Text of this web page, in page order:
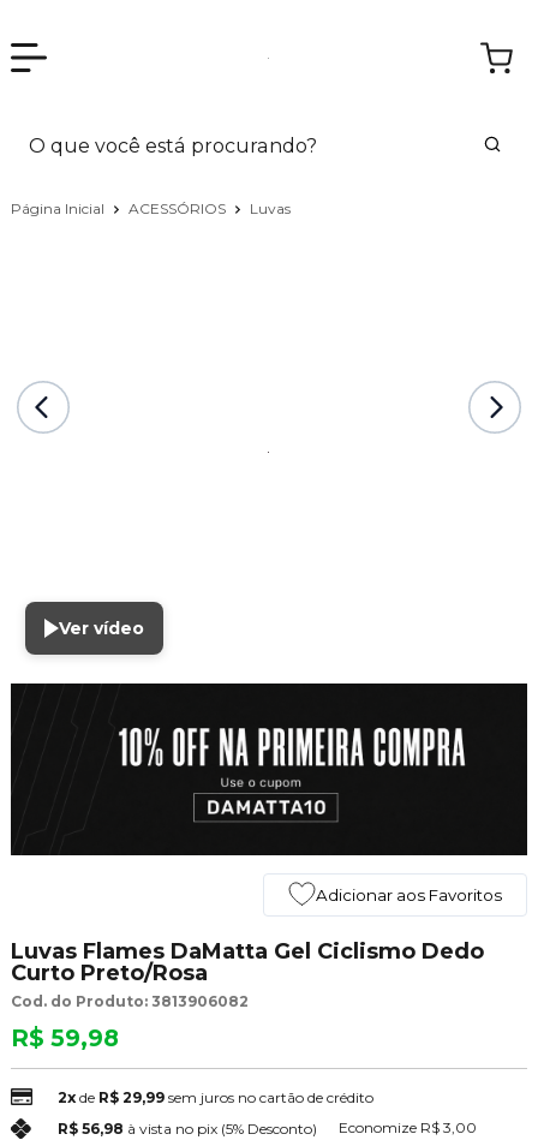
Página Inicial ACESSÓRIOS Luvas
Ver vídeo
Adicionar aos Favoritos
Luvas Flames DaMatta Gel Ciclismo Dedo
Curto Preto/Rosa
Cod. do Produto: 3813906082
R$ 59,98
2xde R$ 29,99 sem juros no cartão de crédito
R$ 56,98 à vista no pix (5% Desconto) Economize R$ 3,00